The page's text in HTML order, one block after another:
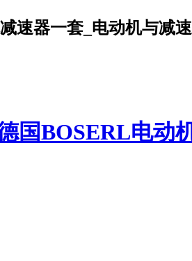
速器一套_电动机与减